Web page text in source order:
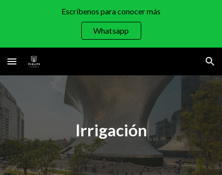
Escríbenos para conocer más
Whatsapp
Irrigación